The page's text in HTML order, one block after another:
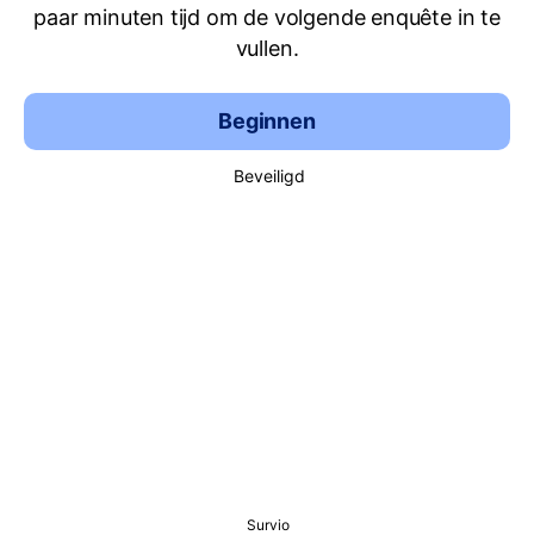
paar minuten tijd om de volgende enquête in te
vullen.
Beginnen
Beveiligd
Survio